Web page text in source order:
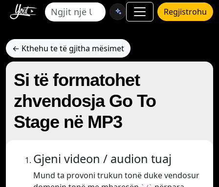
Regjistrohu
← Kthehu te të gjitha mësimet
Si të formatohet
zhvendosja Go To
Stage në MP3
Gjeni videon / audion tuaj
Mund ta provoni trukun tonë duke vendosur